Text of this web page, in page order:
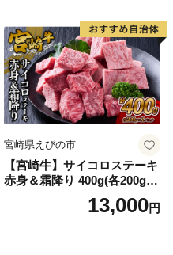
宮崎県えびの市
【宮崎牛】サイコロステーキ
赤身＆霜降り 400g(各200g×
１P 計2P) 真空パック 冷凍
13,000円